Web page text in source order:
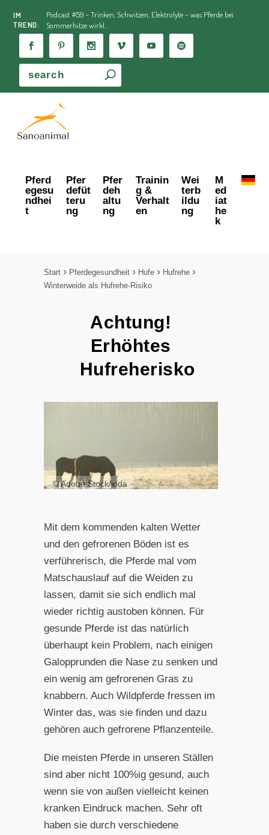
IM
TREND:
Podcast #59 - Trinken, Schwitzen, Elektrolyte – was Pferde bei
Sommerhitze wirkl...
Pferd
egesu
ndhei
t
Pfer
defüt
teru
ng
Pfer
deh
altu
ng
Trainin
g &
Verhalt
en
Wei
terb
ildu
ng
M
ed
iat
he
k
Start Pferdegesundheit Hufe
Hufrehe
Winterweide als Hufrehe-Risiko
Achtung!
Erhöhtes
Hufreherisko
© Adobe Stock/joda
Mit dem kommenden kalten Wetter
und den gefrorenen Böden ist es
verführerisch, die Pferde mal vom
Matschauslauf auf die Weiden zu
lassen, damit sie sich endlich mal
wieder richtig austoben können. Für
gesunde Pferde ist das natürlich
überhaupt kein Problem, nach einigen
Galopprunden die Nase zu senken und
ein wenig am gefrorenen Gras zu
knabbern. Auch Wildpferde fressen im
Winter das, was sie finden und dazu
gehören auch gefrorene Pflanzentei le.
Die meisten Pferde in unseren Ställen
sind aber nicht 100%ig gesund, auch
wenn sie von außen vielleicht keinen
kranken Eindruck machen. Sehr oft
haben sie durch verschiedene